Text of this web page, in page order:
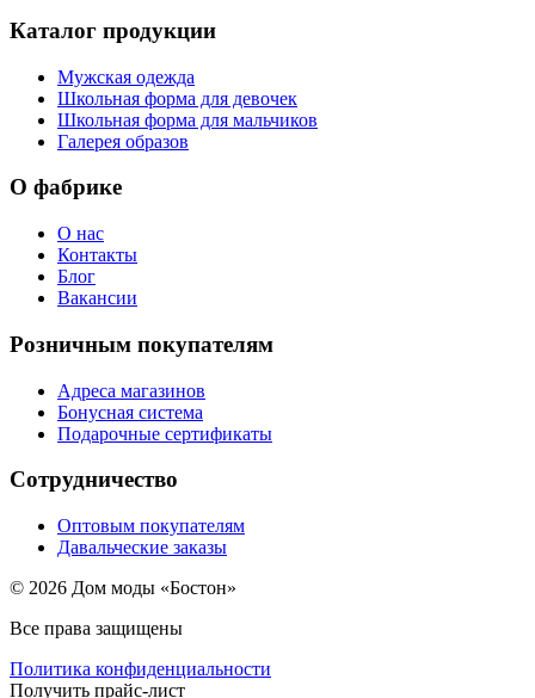
Каталог продукции
Мужская одежда
Школьная форма для девочек
Школьная форма для мальчиков
Галерея образов
О фабрике
О нас
Контакты
Блог
Вакансии
Розничным покупателям
Адреса магазинов
Бонусная система
Подарочные сертификаты
Сотрудничество
Оптовым покупателям
Давальческие заказы
© 2026 Дом моды «Бостон»
Все права защищены
Политика конфиденциальности
Получить прайс-лист